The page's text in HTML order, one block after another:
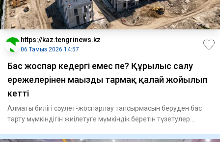
https://kaz.tengrinews.kz
06 Тамыз 2026 14:57
Бас жоспар кедергі емес пе? Құрылыс салу
ережелерінен маңызды тармақ қалай жойылып
кетті
Алматы билігі сәулет-жоспарлау тапсырмасын беруден бас
тарту мүмкіндігін жиілетуге мүмкіндік беретін түзетулер